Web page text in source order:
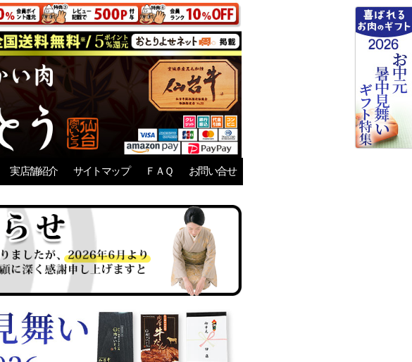
実店舗紹介 サイトマップ ＦＡＱ お問い合せ